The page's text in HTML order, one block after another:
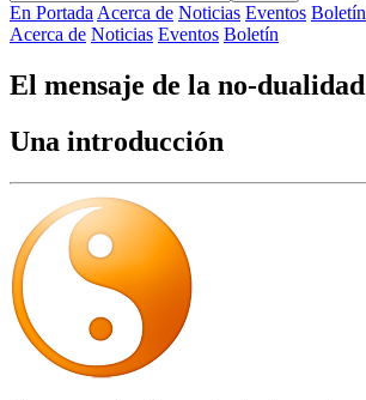
En Portada Acerca de Noticias Eventos Boletín
Acerca de Noticias Eventos Boletín
El mensaje de la no-dualidad
Una introducción